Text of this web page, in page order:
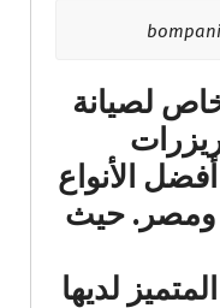
لصيانة
الأنواع
ومصر.حيث
لديها